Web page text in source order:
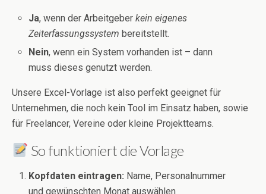
Ja, wenn der Arbeitgeberkein eigenes
Zeiterfassungssystem bereitstellt.
Nein, wenn ein System vorhanden ist – dann
muss dieses genutzt werden.
Unsere Excel-Vorlage ist also perfekt geeignet für
Unternehmen, die noch kein Tool im Einsatz haben, sowie
für Freelancer, Vereine oder kleine Projektteams.
So funktioniert die Vorlage
Kopfdaten eintragen: Name, Personalnummer
und gewünschten Monat auswählen